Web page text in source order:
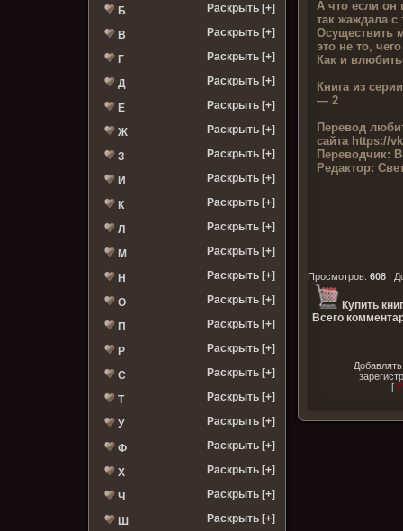
Б Раскрыть [+]
В Раскрыть [+]
Г Раскрыть [+]
Д Раскрыть [+]
Е Раскрыть [+]
Ж Раскрыть [+]
З Раскрыть [+]
И Раскрыть [+]
К Раскрыть [+]
Л Раскрыть [+]
М Раскрыть [+]
Н Раскрыть [+]
О Раскрыть [+]
П Раскрыть [+]
Р Раскрыть [+]
С Раскрыть [+]
Т Раскрыть [+]
У Раскрыть [+]
Ф Раскрыть [+]
Х Раскрыть [+]
Ч Раскрыть [+]
Ш Раскрыть [+]
А что если он
так жаждала с
Осуществить
это не то,
Как и
Книга из
— 2
Перевод
сайта https://
Переводчик:
Редактор:
Просмотров:608 |
Купить
Всего
[